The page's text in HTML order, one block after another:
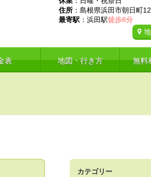
住所 ：島根県浜田市朝日町
最寄駅 ：浜田駅徒歩8分
表 地図・行き方 無料
カテゴリー